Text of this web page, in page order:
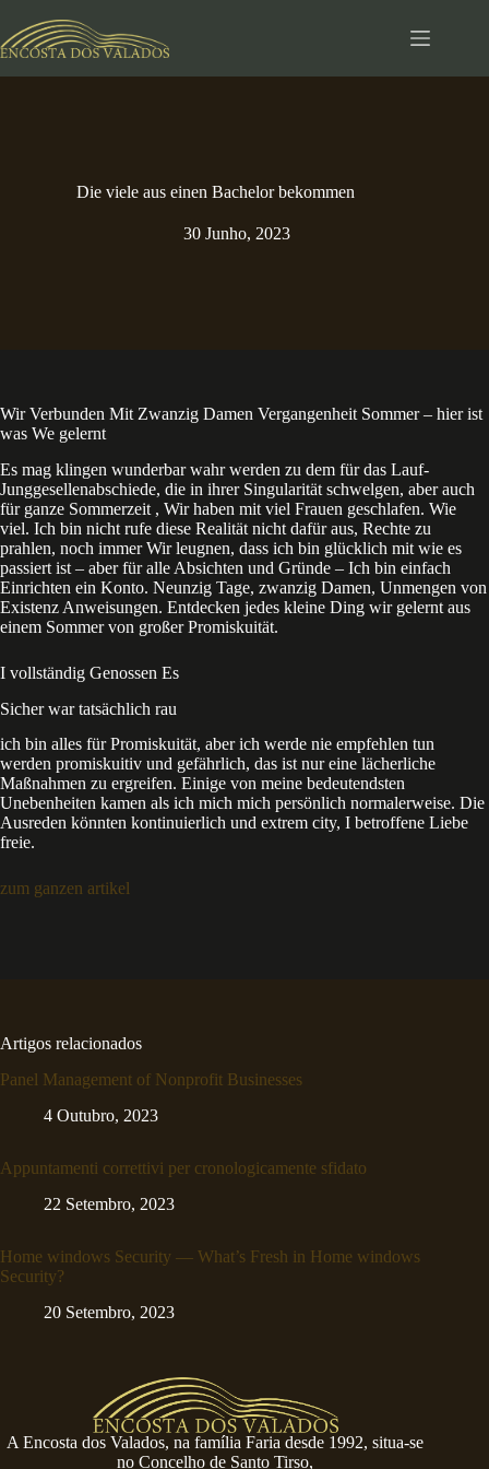
para
o
Die viele aus einen Bachelor bekommen
30 Junho, 2023
Wir Verbunden Mit Zwanzig Damen Vergangenheit Sommer – hier ist
was We gelernt
Es mag klingen wunderbar wahr werden zu dem für das Lauf-
Junggesellenabschiede, die in ihrer Singularität schwelgen, aber auch
für ganze Sommerzeit , Wir haben mit viel Frauen geschlafen. Wie
viel. Ich bin nicht rufe diese Realität nicht dafür aus, Rechte zu
prahlen, noch immer Wir leugnen, dass ich bin glücklich mit wie es
passiert ist – aber für alle Absichten und Gründe – Ich bin einfach
Einrichten ein Konto. Neunzig Tage, zwanzig Damen, Unmengen von
Existenz Anweisungen. Entdecken jedes kleine Ding wir gelernt aus
einem Sommer von großer Promiskuität.
I vollständig Genossen Es
Sicher war tatsächlich rau
ich bin alles für Promiskuität, aber ich werde nie empfehlen tun
werden promiskuitiv und gefährlich, das ist nur eine lächerliche
Maßnahmen zu ergreifen. Einige von meine bedeutendsten
Unebenheiten kamen als ich mich mich persönlich normalerweise. Die
Ausreden könnten kontinuierlich und extrem city, I betroffene Liebe
freie.
zum ganzen artikel
Artigos relacionados
Panel Management of Nonprofit Businesses
4 Outubro, 2023
Appuntamenti correttivi per cronologicamente sfidato
22 Setembro, 2023
Home windows Security — What’s Fresh in Home windows
Security?
20 Setembro, 2023
A Encosta dos Valados, na família Faria desde 1992, situa-se
no Concelho de Santo Tirso,